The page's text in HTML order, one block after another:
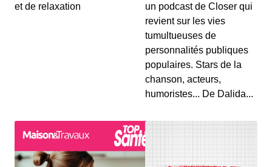
et de relaxation
un podcast de Closer qui
revient sur les vies
tumultueuses de
personnalités publiques
populaires. Stars de la
chanson, acteurs,
humoristes... De Dalida...